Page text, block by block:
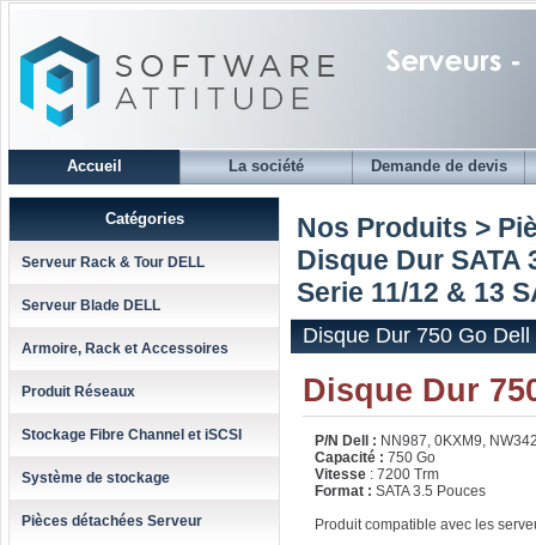
Accueil La société Demande de devis
Catégories
Serveur Rack & Tour DELL
Serveur Blade DELL
Armoire, Rack et Accessoires
Produit Réseaux
Stockage Fibre Channel et iSCSI
Système de stockage
Pièces détachées Serveur
Nos Produits >
Disque Dur SATA
Serie 11/12 & 13
Disque Dur 750 Go
Disque Dur
P/N Dell : NN987, 0KXM9,
Capacité : 750 Go
Vitesse : 7200 Trm
Format : SATA 3.5 Pouces
Produit compatible avec les